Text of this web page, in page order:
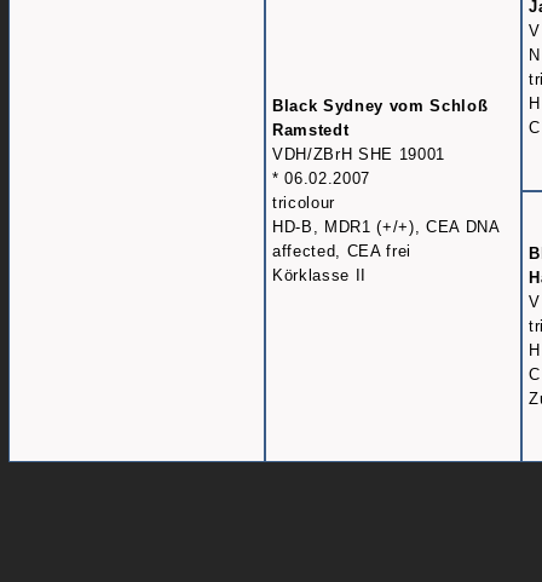
Black Sydney vom Schloß
Ramstedt
VDH/ZBrH SHE 19001
* 06.02.2007
tricolour
HD-B, MDR1 (+/+), CEA DNA
affected, CEA frei
Körklasse II